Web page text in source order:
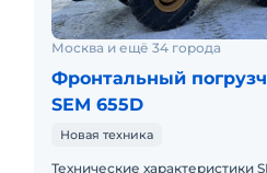
Москва и ещё 34 города
Фронтальный
SEM 655D
Новая техника
Технические характеристики